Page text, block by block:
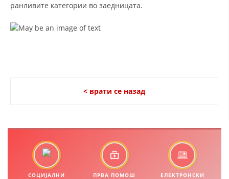
ИСТРАЖУВАЊЕ НА ЈАВНО МИСЛЕЊЕ
МЕЃУНАРОДНА СОРАБОТКА
ранливите категории во заедницата.
< врати се назад
СОЦИЈАЛНИ
ПРВА ПОМОШ
ЕЛЕКТРОНСКИ